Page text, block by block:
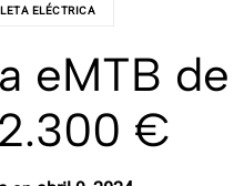
ELÉCTRICA
eMTB
€